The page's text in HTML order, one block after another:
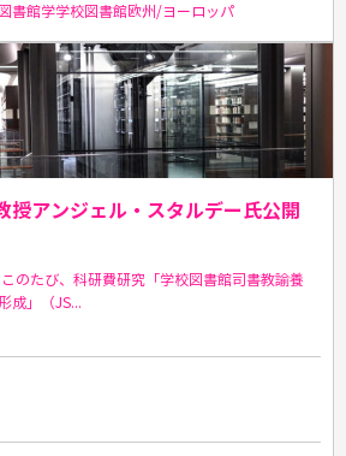
書館学学校図書館欧州/ヨーロッパ
授アンジェル・スタルデー氏公開
のたび、科研費研究「学校図書館司書教諭養
成」（JS...